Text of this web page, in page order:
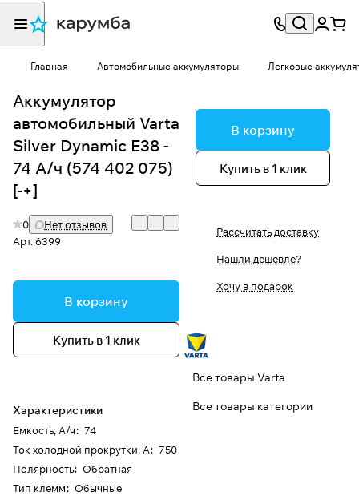
Главная Автомобильные аккумуляторы Легковые
Аккумулятор
автомобильный Varta
Silver Dynamic E38 -
74 А/ч (574 402 075)
[-+]
0
Нет отзывов
Арт.6399
В корзину
Купить в 1 клик
Характеристики
Емкость, А/ч: 74
Ток холодной прокрутки, А: 750
Полярность: Обратная
Тип клемм: Обычные
В корзину
Купить в 1 клик
Рассчитать доставку
Нашли дешевле?
Хочу в подарок
Все товары Varta
Все товары категории